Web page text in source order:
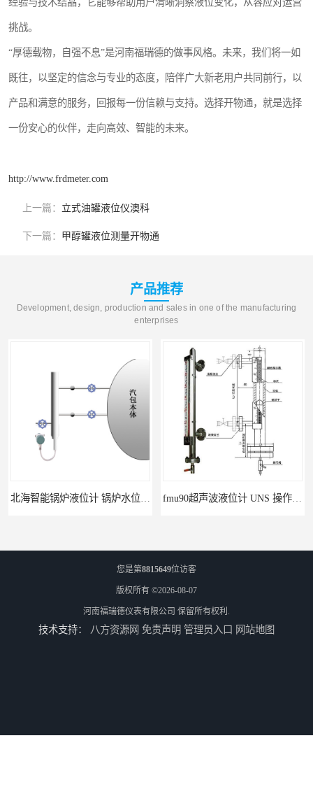
挑战。
“厚德载物，自强不息”是河南福瑞德的做事风格。未来，我们将一如
既往，以坚定的信念与专业的态度，陪伴广大新老用户共同前行，以
产品和满意的服务，回报每一份信赖与支持。选择开物通，就是选择
一份安心的伙伴，走向高效、智能的未来。
http://www.frdmeter.com
上一篇： 立式油罐液位仪澳科
下一篇： 甲醇罐液位测量开物通
产品推荐
Development, design, production and sales in one of the manufacturing
enterprises
您是第8815649位访客
版权所有 ©2026-08-07
河南福瑞德仪表有限公司 保留所有权利.
技术支持： 八方资源网 免责声明 管理员入口 网站地图